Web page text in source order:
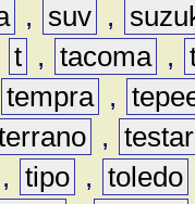
, suv ,
t , tacoma ,
tempra ,
,
, tipo , toledo